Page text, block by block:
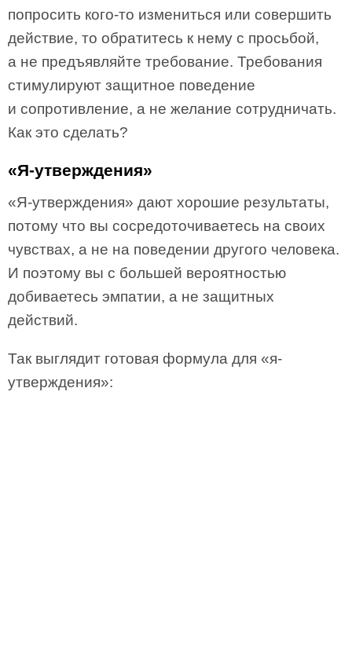
попросить кого-то измениться или совершить
действие, то обратитесь к нему с просьбой,
а не предъявляйте требование. Требования
стимулируют защитное поведение
и сопротивление, а не желание сотрудничать.
Как это сделать?
«Я-утверждения»
«Я-утверждения» дают хорошие результаты,
потому что вы сосредоточиваетесь на своих
чувствах, а не на поведении другого человека.
И поэтому вы с большей вероятностью
добиваетесь эмпатии, а не защитных
действий.
Так выглядит готовая формула для «я-
утверждения»: